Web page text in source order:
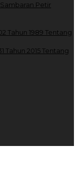
Petir
Tahun 1989 Tentang
Tahun 2015 Tentang